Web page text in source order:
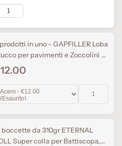
in uno - GAPFILLER Loba
per pavimenti e Zoccolini e
per parquet e battiscopa,
boccette da 310gr ETERNAL
Super colla per Battiscopa,